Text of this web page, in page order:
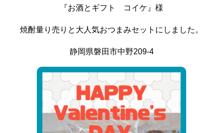
『お酒とギフト コイケ』様
焼酎量り売りと大人気おつまみセットにしました。
静岡県磐田市中野209-4